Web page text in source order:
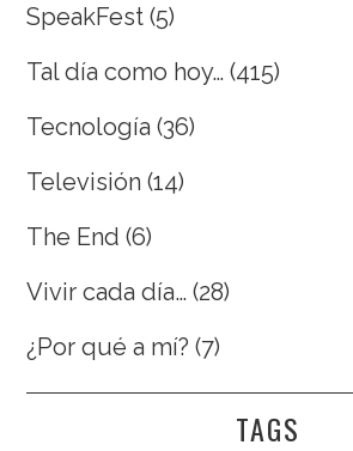
SpeakFest (5)
Tal día como hoy… (415)
Tecnología (36)
Televisión (14)
The End (6)
Vivir cada día… (28)
¿Por qué a mí? (7)
TAGS